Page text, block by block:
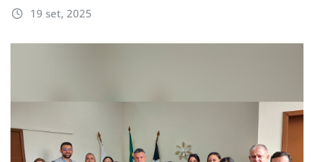
19 set, 2025